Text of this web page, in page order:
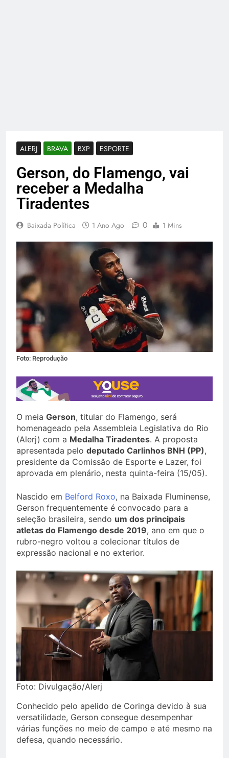
ALERJ BRAVA BXP ESPORTE
Gerson, do Flamengo, vai
receber a Medalha
Tiradentes
Baixada Política 1 Ano Ago 0 1 Mins
Foto: Reprodução
O meia Gerson, titular do Flamengo, será
homenageado pela Assembleia Legislativa do Rio
(Alerj) com a Medalha Tiradentes. A proposta
apresentada pelo deputado Carlinhos BNH (PP),
presidente da Comissão de Esporte e Lazer, foi
aprovada em plenário, nesta quinta-feira (15/05).
Nascido em Belford Roxo, na Baixada Fluminense,
Gerson frequentemente é convocado para a
seleção brasileira, sendo um dos principais
atletas do Flamengo desde 2019, ano em que o
rubro-negro voltou a colecionar títulos de
expressão nacional e no exterior.
Foto: Divulgação/Alerj
Conhecido pelo apelido de Coringa devido à sua
versatilidade, Gerson consegue desempenhar
várias funções no meio de campo e até mesmo na
defesa, quando necessário.